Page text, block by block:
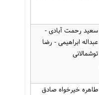
سعید رحمت آبادی -
عبداله ابراهیمی - رضا
توشمالانی
طاهره خیرخواه صادق